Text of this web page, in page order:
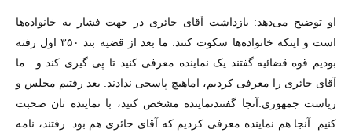
او توضیح می‌دهد: بازداشت آقای حائری در جهت فشار به خانواده‌ها
است و اینکه خانواده‌ها سکوت کنند. ما بعد از قضیه بند ۳۵۰ اول رفته
بودیم قوه قضائیه.گفتند یک نماینده معرفی کنید تا پی گیری کند و.. ما
آقای حائری را معرفی کردیم، اماهیچ پاسخی ندادند. بعد رفتیم مجلس و
ریاست جمهوری.آنجا گفتندنماینده مشخص کنید، با نماینده تان صحبت
کنیم. آنجا هم نماینده معرفی کردیم که آقای حائری هم بود. رفتند، نامه